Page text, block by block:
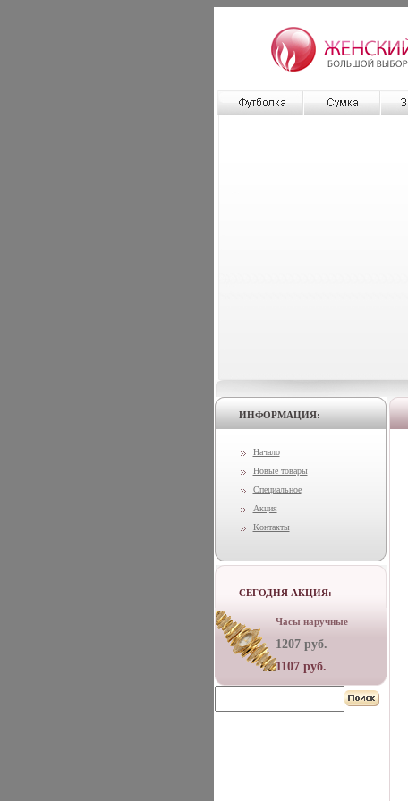
ИНФОРМАЦИЯ:
Начало
Новые товары
Специальное
Акция
Контакты
СЕГОДНЯ АКЦИЯ:
Часы наручные
1207 руб.
1107 руб.